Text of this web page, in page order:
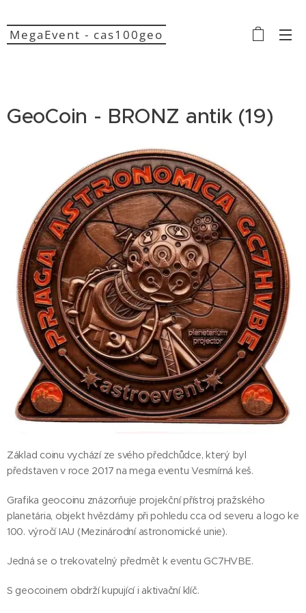
MegaEvent - cas100geo
GeoCoin - BRONZ antik (19)
Základ coinu vychází ze svého předchůdce, který byl
představen v roce 2017 na mega eventu Vesmírná keš.
Grafika geocoinu znázorňuje projekční přístroj pražského
planetária, objekt hvězdárny při pohledu cca od severu a logo ke
100. výročí IAU (Mezinárodní astronomické unie).
Jedná se o trekovatelný předmět k eventu GC7HVBE.
S geocoinem obdrží kupující i aktivační klíč.